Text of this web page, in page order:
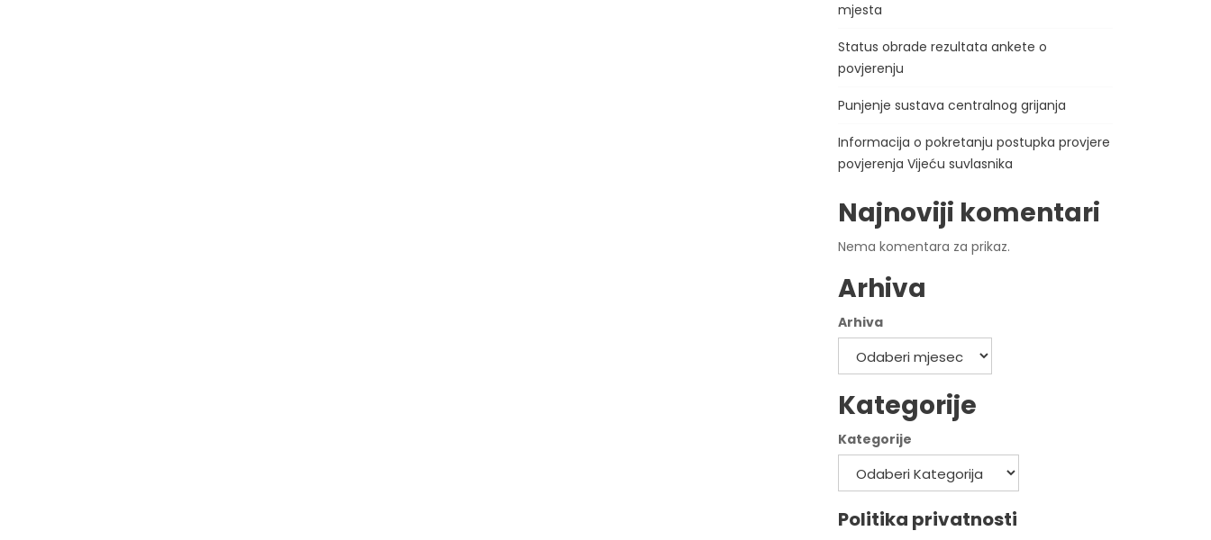
mjesta
Status obrade rezultata ankete o
povjerenju
Punjenje sustava centralnog grijanja
Informacija o pokretanju postupka provjere
povjerenja Vijeću suvlasnika
Najnoviji komentari
Nema komentara za prikaz.
Arhiva
Arhiva
Kategorije
Kategorije
Politika privatnosti